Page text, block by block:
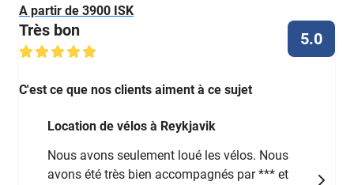
A partir de 3900 ISK
Très bon 5.0
C'est ce que nos clients aiment à ce sujet
Location de vélos à Reykjavik
Nous avons seulement loué les vélos. Nous
avons été très bien accompagnés par *** et